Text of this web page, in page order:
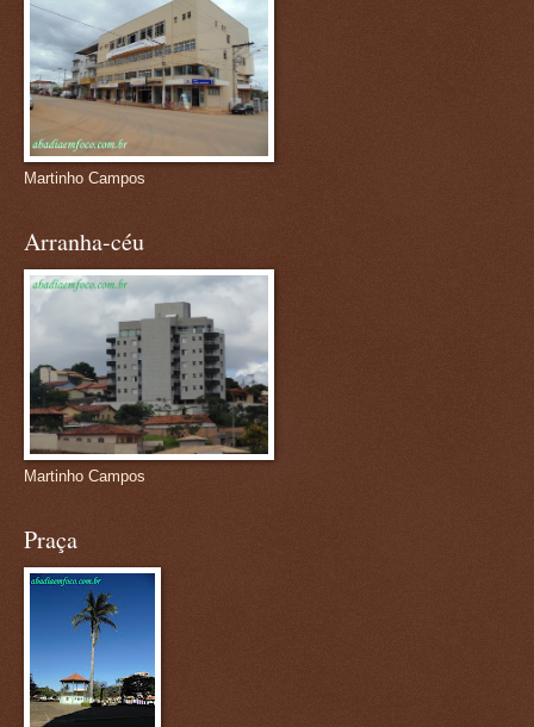
Martinho Campos
Arranha-céu
Martinho Campos
Praça